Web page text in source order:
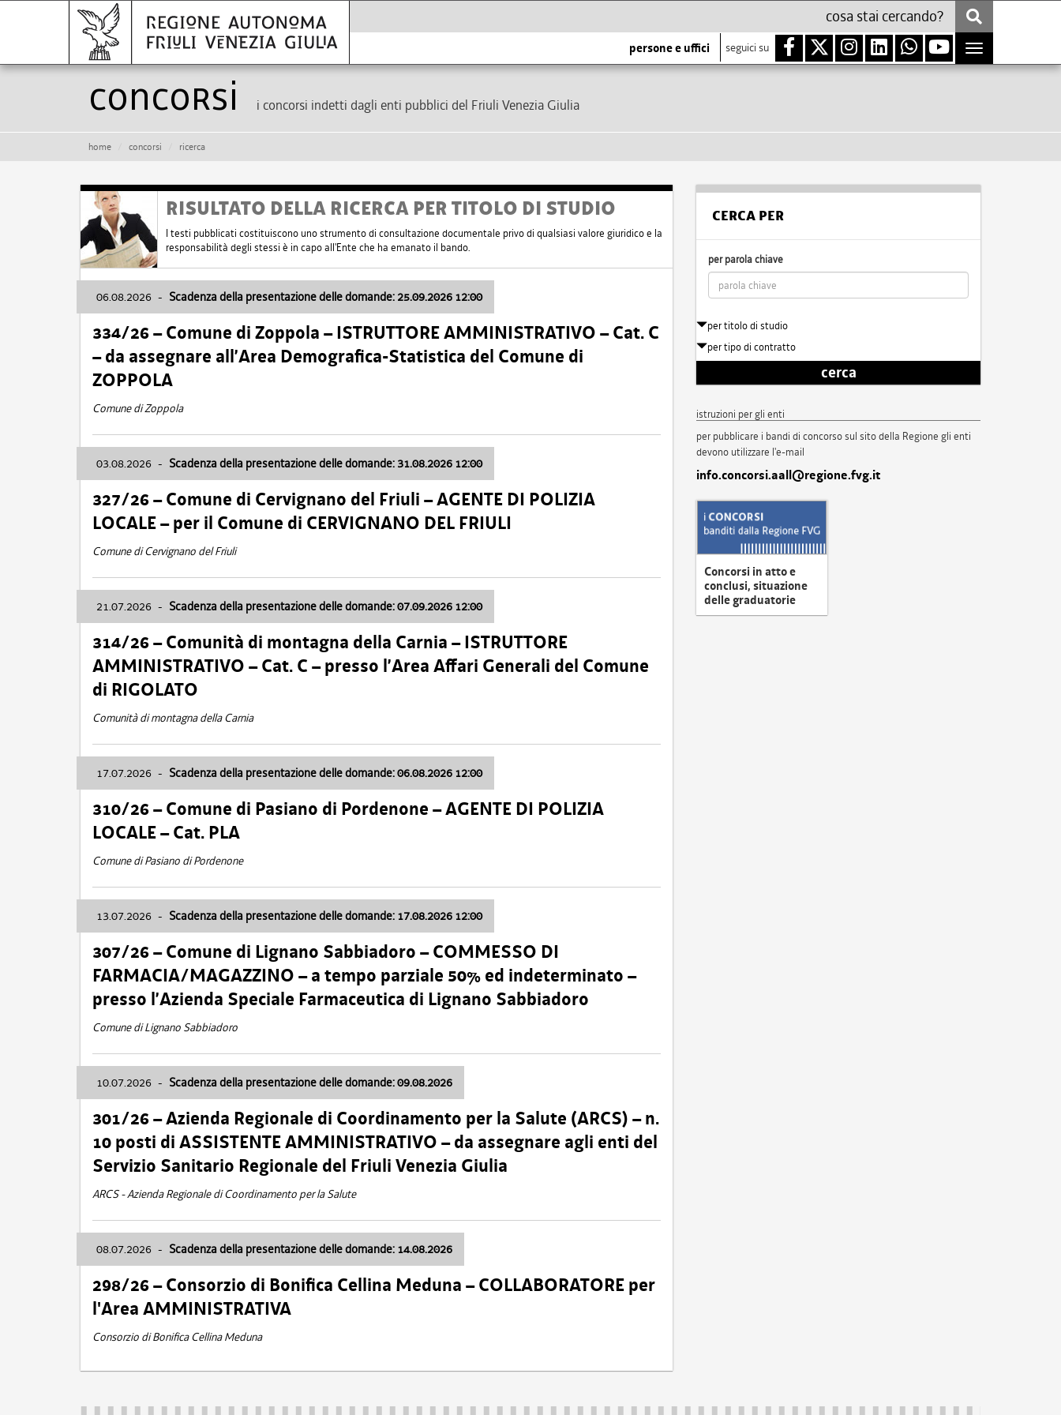
persone e uffici seguici su
Toggle
navigation
Concorsi i concorsi indetti dagli enti pubblici del Friuli Venezia Giulia
home concorsi ricerca
RISULTATO DELLA RICERCA PER TITOLO DI STUDIO
I testi pubblicati costituiscono uno strumento di consultazione documentale privo di qualsiasi valore giuridico e la
responsabilità degli stessi è in capo all'Ente che ha emanato il bando.
06.08.2026 - Scadenza della presentazione delle domande: 25.09.2026 12:00
334/26 – Comune di Zoppola – ISTRUTTORE AMMINISTRATIVO – Cat. C
– da assegnare all’Area Demografica-Statistica del Comune di
ZOPPOLA
Comune di Zoppola
03.08.2026 - Scadenza della presentazione delle domande: 31.08.2026 12:00
327/26 – Comune di Cervignano del Friuli – AGENTE DI POLIZIA
LOCALE – per il Comune di CERVIGNANO DEL FRIULI
Comune di Cervignano del Friuli
21.07.2026 - Scadenza della presentazione delle domande: 07.09.2026 12:00
314/26 – Comunità di montagna della Carnia – ISTRUTTORE
AMMINISTRATIVO – Cat. C – presso l’Area Affari Generali del Comune
di RIGOLATO
Comunità di montagna della Carnia
17.07.2026 - Scadenza della presentazione delle domande: 06.08.2026 12:00
310/26 – Comune di Pasiano di Pordenone – AGENTE DI POLIZIA
LOCALE – Cat. PLA
Comune di Pasiano di Pordenone
13.07.2026 - Scadenza della presentazione delle domande: 17.08.2026 12:00
307/26 – Comune di Lignano Sabbiadoro – COMMESSO DI
FARMACIA/MAGAZZINO – a tempo parziale 50% ed indeterminato –
presso l’Azienda Speciale Farmaceutica di Lignano Sabbiadoro
Comune di Lignano Sabbiadoro
10.07.2026 - Scadenza della presentazione delle domande: 09.08.2026
301/26 – Azienda Regionale di Coordinamento per la Salute (ARCS) – n.
10 posti di ASSISTENTE AMMINISTRATIVO – da assegnare agli enti del
Servizio Sanitario Regionale del Friuli Venezia Giulia
ARCS - Azienda Regionale di Coordinamento per la Salute
08.07.2026 - Scadenza della presentazione delle domande: 14.08.2026
298/26 – Consorzio di Bonifica Cellina Meduna – COLLABORATORE per
l'Area AMMINISTRATIVA
Consorzio di Bonifica Cellina Meduna
CERCA PER
per parola chiave
per titolo di studio
per tipo di contratto
cerca
istruzioni per gli enti
per pubblicare i bandi di concorso sul sito della Regione gli enti
devono utilizzare l'e-mail
info.concorsi.aall@regione.fvg.it
Concorsi in atto e
conclusi, situazione
delle graduatorie